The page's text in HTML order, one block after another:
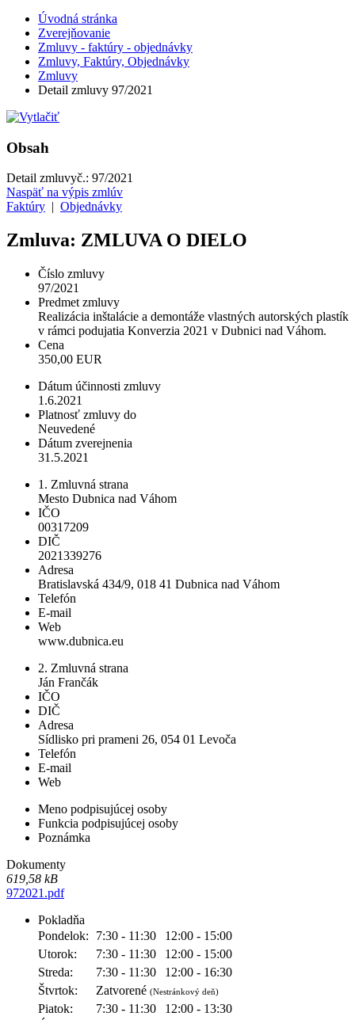
Úvodná stránka
Zverejňovanie
Zmluvy - faktúry - objednávky
Zmluvy, Faktúry, Objednávky
Zmluvy
Detail zmluvy 97/2021
Obsah
Detail zmluvyč.: 97/2021
Naspäť na výpis zmlúv
Faktúry | Objednávky
Zmluva: ZMLUVA O DIELO
Číslo zmluvy
97/2021
Predmet zmluvy
Realizácia inštalácie a demontáže vlastných autorských plastík
v rámci podujatia Konverzia 2021 v Dubnici nad Váhom.
Cena
350,00 EUR
Dátum účinnosti zmluvy
1.6.2021
Platnosť zmluvy do
Neuvedené
Dátum zverejnenia
31.5.2021
1. Zmluvná strana
Mesto Dubnica nad Váhom
IČO
00317209
DIČ
2021339276
Adresa
Bratislavská 434/9, 018 41 Dubnica nad Váhom
Telefón
E-mail
Web
www.dubnica.eu
2. Zmluvná strana
Ján Frančák
IČO
DIČ
Adresa
Sídlisko pri prameni 26, 054 01 Levoča
Telefón
E-mail
Web
Meno podpisujúcej osoby
Funkcia podpisujúcej osoby
Poznámka
Dokumenty
619,58 kB
972021.pdf
Pokladňa
Pondelok:
7:30 - 11:30
12:00 - 15:00
Utorok:
7:30 - 11:30
12:00 - 15:00
Streda:
7:30 - 11:30
12:00 - 16:30
Štvrtok:
Zatvorené (Nestránkový deň)
Piatok: 7:30 - 11:30
12:00 - 13:30